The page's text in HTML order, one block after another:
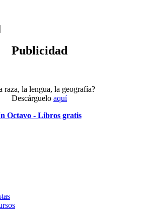
Publicidad
raza, la lengua, la geografía?
Descárguelo aquí
Octavo - Libros gratis